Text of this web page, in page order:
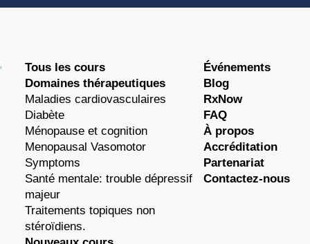
Tous les cours
Domaines thérapeutiques
Maladies cardiovasculaires
Diabète
Ménopause et cognition
Menopausal Vasomotor
Symptoms
Santé mentale: trouble dépressif
majeur
Traitements topiques non
stéroïdiens.
Événements
Blog
RxNow
FAQ
À propos
Accréditation
Partenariat
Contactez-nous